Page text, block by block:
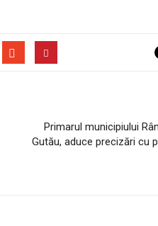
Primarul municipiului
Gutău, aduce precizări cu